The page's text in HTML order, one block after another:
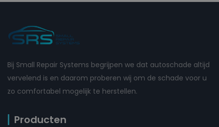
Bij Small Repair Systems begrijpen we dat autoschade altijd
vervelend is en daarom proberen wij om de schade voor u
zo comfortabel mogelijk te herstellen.
Producten